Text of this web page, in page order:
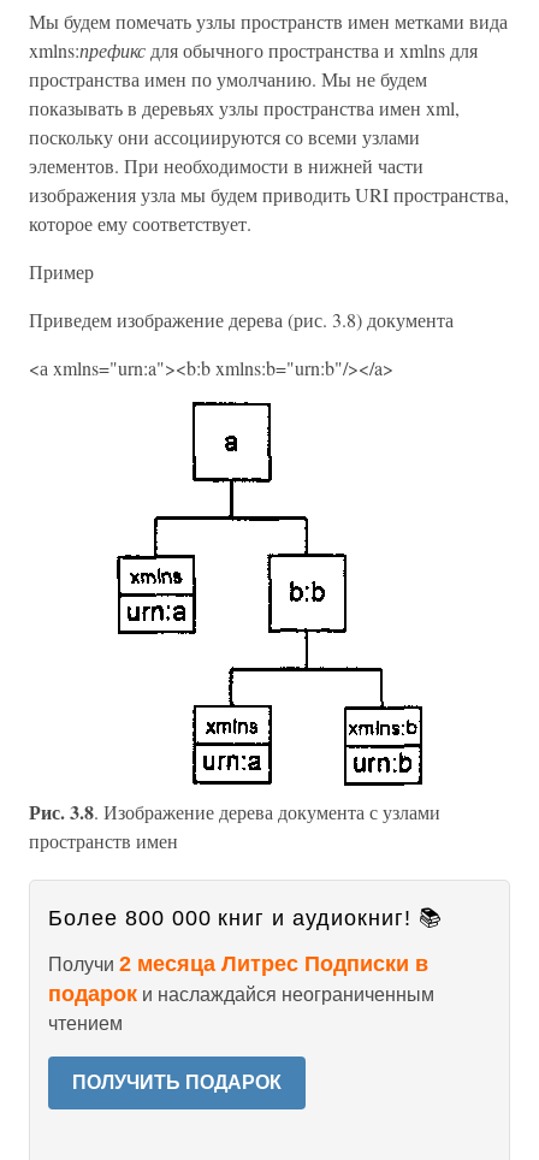
Мы будем помечать узлы пространств имен метками вида
xmlns:префикс для обычного пространства и xmlns для
пространства имен по умолчанию. Мы не будем
показывать в деревьях узлы пространства имен xml,
поскольку они ассоциируются со всеми узлами
элементов. При необходимости в нижней части
изображения узла мы будем приводить URI пространства,
которое ему соответствует.
Пример
Приведем изображение дерева (рис. 3.8) документа
<а xmlns="urn:a"><b:b xmlns:b="urn:b"/></a>
Рис. 3.8. Изображение дерева документа с узлами
пространств имен
Более 800 000 книг и аудиокниг! 📚
Получи 2 месяца Литрес Подписки в
подарок и наслаждайся неограниченным
чтением
ПОЛУЧИТЬ ПОДАРОК